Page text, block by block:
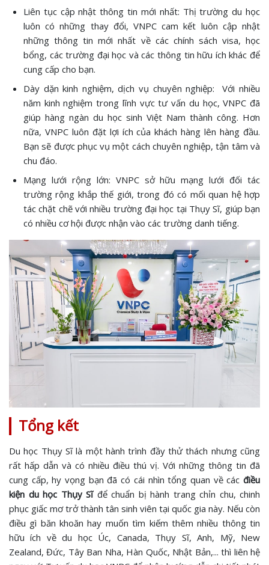
Liên tục cập nhật thông tin mới nhất: Thị trường du học
luôn có những thay đổi, VNPC cam kết luôn cập nhật
những thông tin mới nhất về các chính sách visa, học
bổng, các trường đại học và các thông tin hữu ích khác để
cung cấp cho bạn.
Dày dặn kinh nghiệm, dịch vụ chuyên nghiệp: Với nhiều
năm kinh nghiệm trong lĩnh vực tư vấn du học, VNPC đã
giúp hàng ngàn du học sinh Việt Nam thành công. Hơn
nữa, VNPC luôn đặt lợi ích của khách hàng lên hàng đầu.
Bạn sẽ được phục vụ một cách chuyên nghiệp, tận tâm và
chu đáo.
Mạng lưới rộng lớn: VNPC sở hữu mạng lưới đối tác
trường rộng khắp thế giới, trong đó có mối quan hệ hợp
tác chặt chẽ với nhiều trường đại học tại Thụy Sĩ, giúp bạn
có nhiều cơ hội được nhận vào các trường danh tiếng.
Tổng kết
Du học Thụy Sĩ là một hành trình đầy thử thách nhưng cũng
rất hấp dẫn và có nhiều điều thú vị. Với những thông tin đã
cung cấp, hy vọng bạn đã có cái nhìn tổng quan về các điều
kiện du học Thụy Sĩ để chuẩn bị hành trang chỉn chu, chinh
phục giấc mơ trở thành tân sinh viên tại quốc gia này. Nếu còn
điều gì băn khoăn hay muốn tìm kiếm thêm nhiều thông tin
hữu ích về du học Úc, Canada, Thụy Sĩ, Anh, Mỹ, New
Zealand, Đức, Tây Ban Nha, Hàn Quốc, Nhật Bản,... thì liên hệ